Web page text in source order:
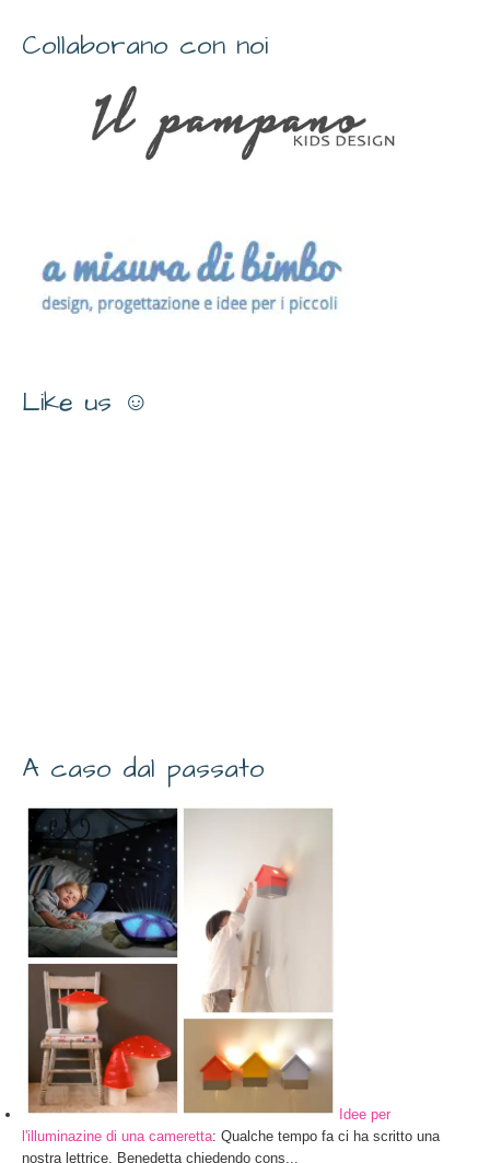
Collaborano con noi
Like us ☺
A caso dal passato
Idee per
l'illuminazine di una cameretta: Qualche tempo fa ci ha scritto una
nostra lettrice, Benedetta chiedendo cons...